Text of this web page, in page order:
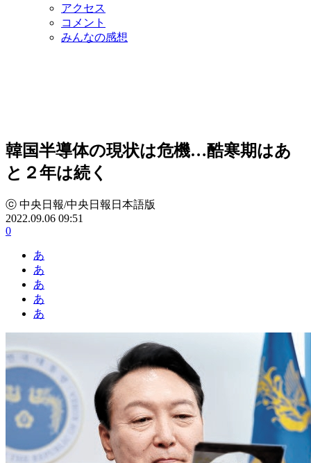
アクセス
コメント
みんなの感想
韓国半導体の現状は危機…酷寒期はあ
と２年は続く
ⓒ 中央日報/中央日報日本語版
2022.09.06 09:51
0
あ
あ
あ
あ
あ